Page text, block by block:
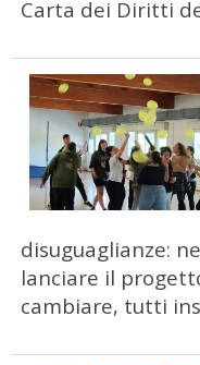
Carta dei Diritti
disuguaglianze:
lanciare il
cambiare, tutti